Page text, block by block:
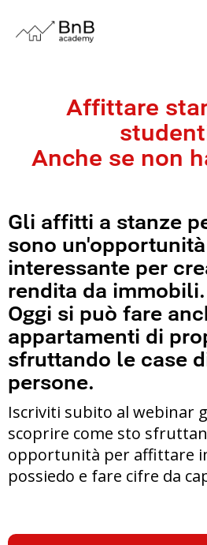
Affittare
Anche se non
Gli affitti a stanze
sono
interessante per
rendita da immobili.
Oggi si può fare
appartamenti di
sfruttando le case
persone.
Iscriviti subito al webinar
scoprire come sto
opportunità per affittare
possiedo e fare cifre da